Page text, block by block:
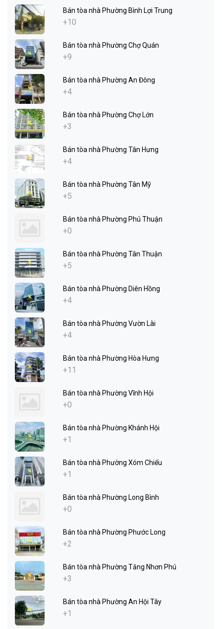
Bán tòa nhà Phường Bình Lợi Trung
+10
Bán tòa nhà Phường Chợ Quán
+9
Bán tòa nhà Phường An Đông
+4
Bán tòa nhà Phường Chợ Lớn
+3
Bán tòa nhà Phường Tân Hưng
+4
Bán tòa nhà Phường Tân Mỹ
+5
Bán tòa nhà Phường Phú Thuận
+0
Bán tòa nhà Phường Tân Thuận
+5
Bán tòa nhà Phường Diên Hồng
+4
Bán tòa nhà Phường Vườn Lài
+4
Bán tòa nhà Phường Hòa Hưng
+11
Bán tòa nhà Phường Vĩnh Hội
+0
Bán tòa nhà Phường Khánh Hội
+1
Bán tòa nhà Phường Xóm Chiếu
+1
Bán tòa nhà Phường Long Bình
+0
Bán tòa nhà Phường Phước Long
+2
Bán tòa nhà Phường Tăng Nhơn Phú
+3
Bán tòa nhà Phường An Hội Tây
+1